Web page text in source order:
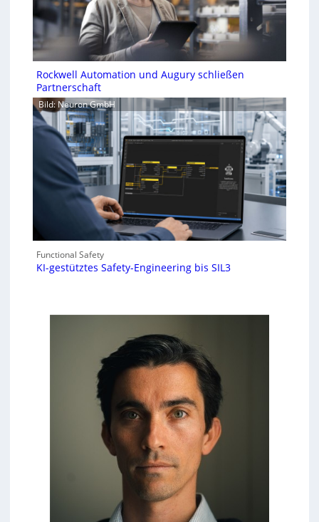
Rockwell Automation und Augury schließen
Partnerschaft
Bild: Neuron GmbH
Functional Safety
KI-gestütztes Safety-Engineering bis SIL3